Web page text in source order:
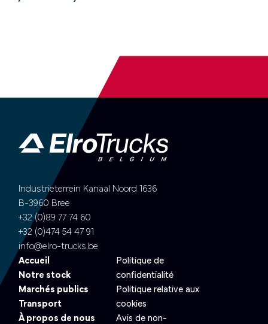
Industrieterrein Kanaal Noord 1636
B-3960 Bree
+32 (0)89 77 74 60
+32 (0)474 54 47 91
info@elro-trucks.be
Accueil
Notre stock
Marchés publics
Transport
À propos de nous
Politique de
confidentialité
Politique relative aux
cookies
Avis de non-